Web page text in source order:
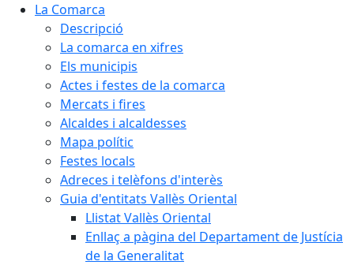
La Comarca
Descripció
La comarca en xifres
Els municipis
Actes i festes de la comarca
Mercats i fires
Alcaldes i alcaldesses
Mapa polític
Festes locals
Adreces i telèfons d'interès
Guia d'entitats Vallès Oriental
Llistat Vallès Oriental
Enllaç a pàgina del Departament de Justícia
de la Generalitat